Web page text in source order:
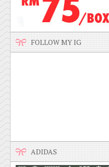
FOLLOW MY IG
ADIDAS